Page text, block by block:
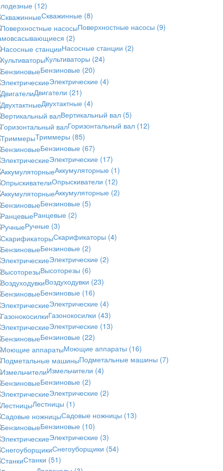
(12)
Скважинные (8)
Поверхностные насосы (9)
(2)
Насосные станции (2)
Культиваторы (24)
Бензиновые (20)
Электрические (4)
Двигатели (21)
Двухтактные (4)
Вертикальный вал (5)
Горизонтальный вал (12)
Триммеры (85)
Бензиновые (67)
Электрические (17)
Аккумуляторные (1)
Опрыскиватели (12)
Аккумуляторные (2)
Бензиновые (5)
Ранцевые (2)
Ручные (3)
Скарификаторы (4)
Бензиновые (2)
Электрические (2)
Высоторезы (6)
Воздуходувки (23)
Бензиновые (16)
Электрические (4)
Газонокосилки (43)
Электрические (13)
Бензиновые (22)
Моющие аппараты (16)
Подметальные машины (7)
Измельчители (4)
Бензиновые (2)
Электрические (2)
Лестницы (1)
Садовые ножницы (13)
Бензиновые (10)
Электрические (3)
Снегоуборщики (54)
Станки (51)